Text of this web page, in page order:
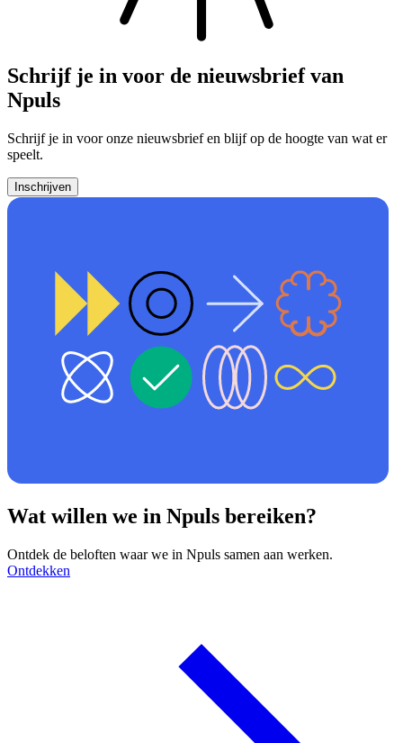
Schrijf je in voor de nieuwsbrief van
Npuls
Schrijf je in voor onze nieuwsbrief en blijf op de hoogte van wat er
speelt.
Inschrijven
Wat willen we in Npuls bereiken?
Ontdek de beloften waar we in Npuls samen aan werken.
Ontdekken